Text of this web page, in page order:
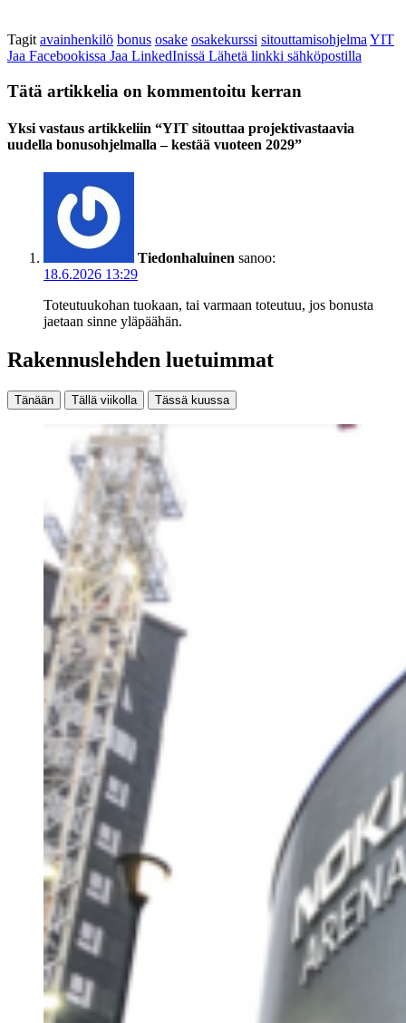
Tagit avainhenkilö bonus osake osakekurssi sitouttamisohjelma YIT
Jaa Facebookissa Jaa LinkedInissä Lähetä linkki sähköpostilla
Tätä artikkelia on kommentoitu kerran
Yksi vastaus artikkeliin “YIT sitouttaa projektivastaavia
uudella bonusohjelmalla – kestää vuoteen 2029”
Tiedonhaluinen sanoo:
18.6.2026 13:29
Toteutuukohan tuokaan, tai varmaan toteutuu, jos bonusta
jaetaan sinne yläpäähän.
Rakennuslehden luetuimmat
Tänään Tällä viikolla Tässä kuussa